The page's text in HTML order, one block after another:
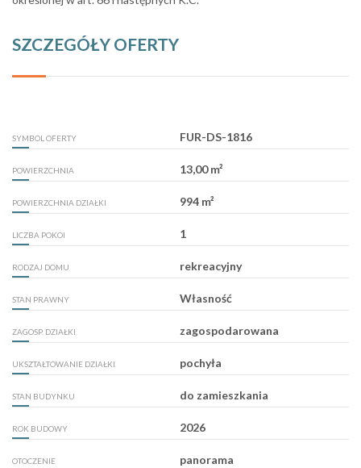
SZCZEGÓŁY OFERTY
SYMBOL OFERTY FUR-DS-1816
POWIERZCHNIA 13,00 m²
POWIERZCHNIA DZIAŁKI 994 m²
LICZBA POKOI 1
RODZAJ DOMU rekreacyjny
STAN PRAWNY Własność
ZAGOSP. DZIAŁKI zagospodarowana
UKSZTAŁTOWANIE DZIAŁKI pochyła
STAN BUDYNKU do zamieszkania
ROK BUDOWY 2026
OTOCZENIE panorama